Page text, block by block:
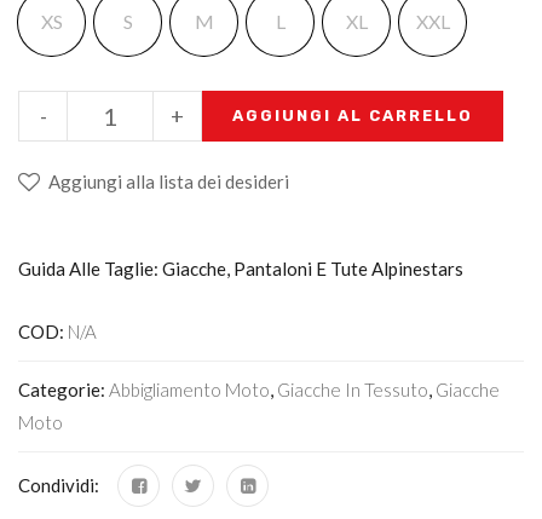
XS S M L XL XXL
+
- AGGIUNGI AL CARRELLO
Aggiungi alla lista dei desideri
Guida Alle Taglie: Giacche, Pantaloni E Tute Alpinestars
COD: N/A
Categorie: Abbigliamento Moto, Giacche In Tessuto, Giacche
Moto
Condividi: